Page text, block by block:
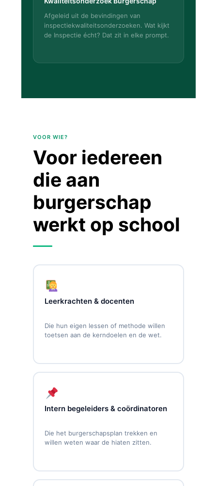
Afgeleid uit de bevindingen van
inspectiekwaliteitsonderzoeken. Wat kijkt
de Inspectie écht? Dat zit in elke prompt.
VOOR WIE?
Voor iedereen
die aan
burgerschap
werkt op school
Leerkrachten & docenten
Die hun eigen lessen of methode willen
toetsen aan de kerndoelen en de wet.
Intern begeleiders & coördinatoren
Die het burgerschapsplan trekken en
willen weten waar de hiaten zitten.